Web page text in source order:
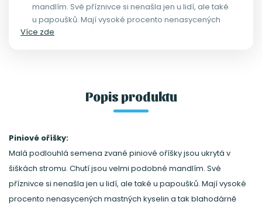
mandlím. Své příznivce si nenašla jen u lidí, ale také
u papoušků. Mají vysoké procento nenasycených
mastných kyselin a tak blahodárně působí na
Více zde
Popis produktu
Piniové oříšky:
Malá podlouhlá semena zvané piniové oříšky jsou ukrytá v
šiškách stromu. Chutí jsou velmi podobné mandlím. Své
příznivce si nenašla jen u lidí, ale také u papoušků. Mají vysoké
procento nenasycených mastných kyselin a tak blahodárně